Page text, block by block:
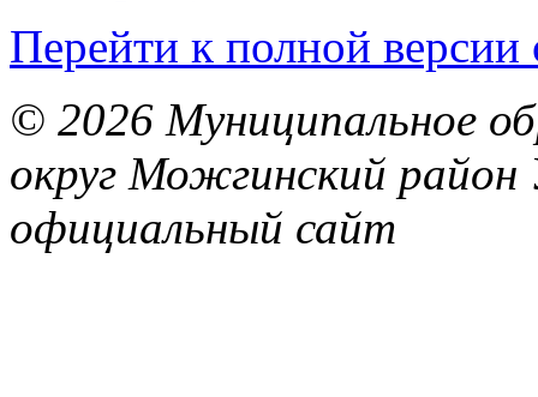
Перейти к полной версии
© 2026 Муниципальное
округ Можгинский район
официальный сайт